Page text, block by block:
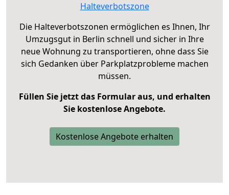
Halteverbotszone
Die Halteverbotszonen ermöglichen es Ihnen, Ihr
Umzugsgut in Berlin schnell und sicher in Ihre
neue Wohnung zu transportieren, ohne dass Sie
sich Gedanken über Parkplatzprobleme machen
müssen.
Füllen Sie jetzt das Formular aus, und erhalten
Sie kostenlose Angebote.
Kostenlose Angebote erhalten